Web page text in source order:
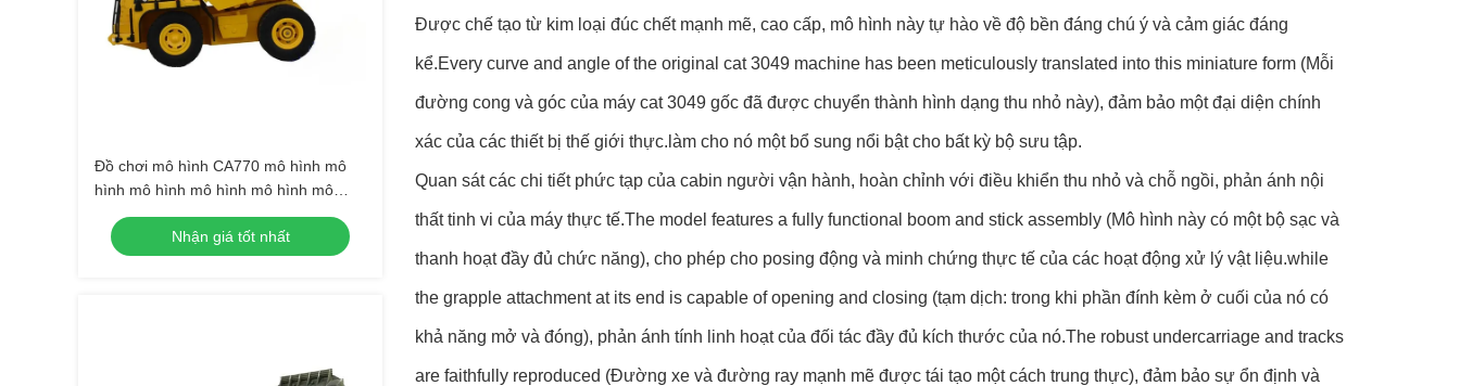
Đồ chơi mô hình CA770 mô hình mô
hình mô hình mô hình mô hình mô
hình điện24
Nhận giá tốt nhất
Được chế tạo từ kim loại đúc chết mạnh mẽ, cao cấp, mô hình này tự hào về độ bền đáng chú ý và cảm giác đáng
kể.Every curve and angle of the original cat 3049 machine has been meticulously translated into this miniature form (Mỗi
đường cong và góc của máy cat 3049 gốc đã được chuyển thành hình dạng thu nhỏ này), đảm bảo một đại diện chính
xác của các thiết bị thế giới thực.làm cho nó một bổ sung nổi bật cho bất kỳ bộ sưu tập.
Quan sát các chi tiết phức tạp của cabin người vận hành, hoàn chỉnh với điều khiển thu nhỏ và chỗ ngồi, phản ánh nội
thất tinh vi của máy thực tế.The model features a fully functional boom and stick assembly (Mô hình này có một bộ sạc và
thanh hoạt đầy đủ chức năng), cho phép cho posing động và minh chứng thực tế của các hoạt động xử lý vật liệu.while
the grapple attachment at its end is capable of opening and closing (tạm dịch: trong khi phần đính kèm ở cuối của nó có
khả năng mở và đóng), phản ánh tính linh hoạt của đối tác đầy đủ kích thước của nó.The robust undercarriage and tracks
are faithfully reproduced (Đường xe và đường ray mạnh mẽ được tái tạo một cách trung thực), đảm bảo sự ổn định và